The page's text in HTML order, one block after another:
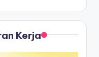
Kerja